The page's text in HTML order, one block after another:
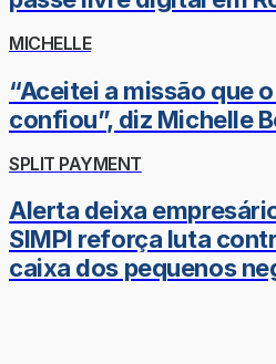
MICHELLE
“Aceitei a missão que
confiou”, diz Michelle
SPLIT PAYMENT
Alerta deixa
SIMPI reforça luta
caixa dos pequenos